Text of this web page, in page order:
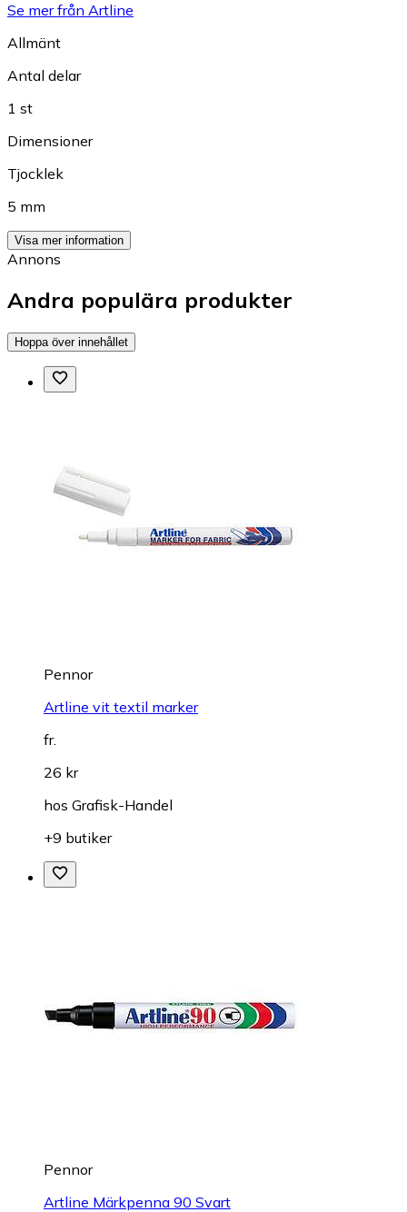
Se mer från Artline
Allmänt
Antal delar
1 st
Dimensioner
Tjocklek
5 mm
Visa mer information
Annons
Andra populära produkter
Hoppa över innehållet
Pennor
Artline vit textil marker
fr.
26 kr
hos Grafisk-Handel
+9 butiker
Pennor
Artline Märkpenna 90 Svart